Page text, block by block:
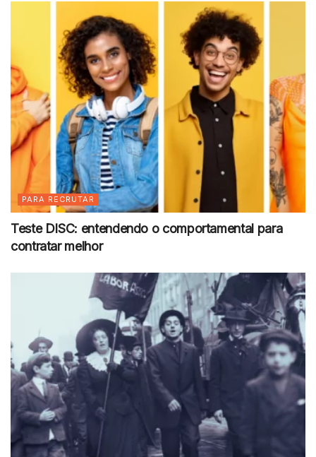
PARA RECRUTAR
Teste DISC: entendendo o comportamental para
contratar melhor